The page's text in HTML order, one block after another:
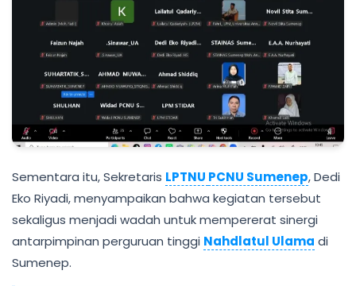
Sementara itu, Sekretaris LPTNU PCNU Sumenep, Dedi
Eko Riyadi, menyampaikan bahwa kegiatan tersebut
sekaligus menjadi wadah untuk mempererat sinergi
antarpimpinan perguruan tinggi Nahdlatul Ulama di
Sumenep.